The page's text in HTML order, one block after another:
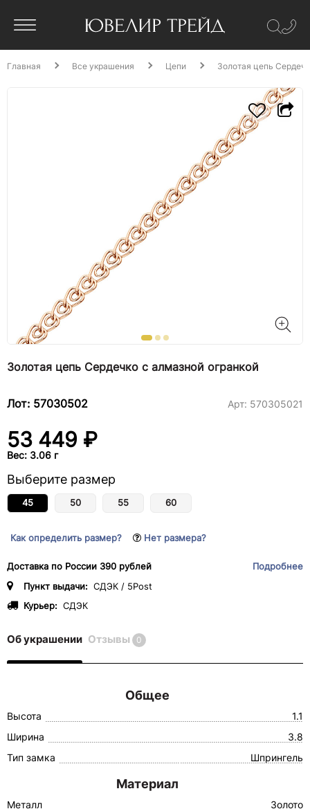
Главная Все украшения Цепи Золотая цепь
Золотая цепь Сердечко с алмазной огранкой
Лот: 57030502 Арт: 570305021
53 449 ₽
Вес: 3.06 г
Выберите размер
45 50 55 60
Как определить размер? Нет размера?
Доставка по России 390 рублей
Подробнее
Пункт выдачи: СДЭК / 5Post
Курьер: СДЭК
Об украшении Отзывы 0
Общее
Высота
1.1
Ширина
3.8
Тип замка
Шпрингель
Материал
Металл
Золото